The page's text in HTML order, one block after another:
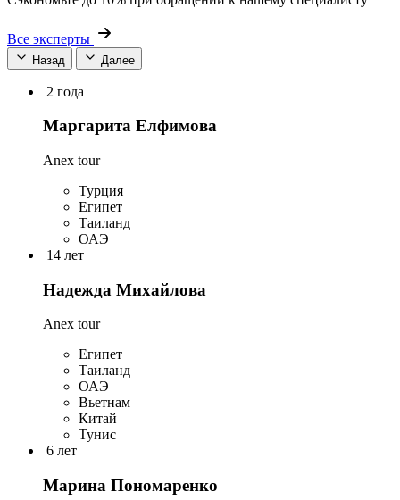
Все эксперты
Назад Далее
2 года
Маргарита Елфимова
Anex tour
Турция
Египет
Таиланд
ОАЭ
14 лет
Надежда Михайлова
Anex tour
Египет
Таиланд
ОАЭ
Вьетнам
Китай
Тунис
6 лет
Марина Пономаренко